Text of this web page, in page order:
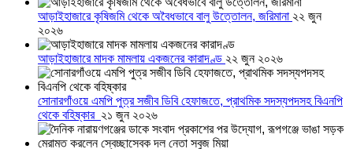
আড়াইহাজারে কৃষিজমি থেকে অবৈধভাবে বালু উত্তোলন, জরিমানা ২২ জুন
২০২৬
আড়াইহাজারে মাদক মামলায় একজনের কারাদণ্ড ২২ জুন ২০২৬
সোনারগাঁওয়ে এমপি পুত্র সজীব ডিবি হেফাজতে, প্রাথমিক সদস্যপদসহ বিএনপি
থেকে বহিষ্কার ২১ জুন ২০২৬